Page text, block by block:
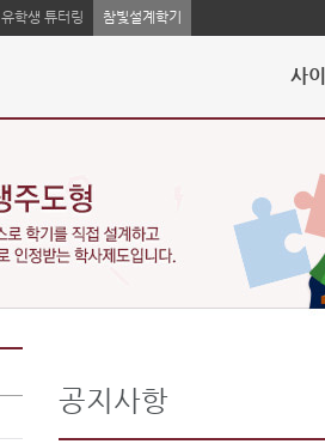
유학생 튜터링 참빛설계학기
사
공지사항